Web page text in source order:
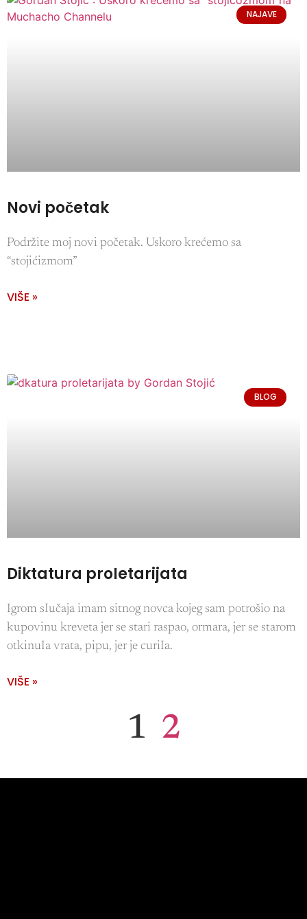
NAJAVE
Novi početak
Podržite moj novi početak. Uskoro krećemo sa
“stojićizmom”
VIŠE »
BLOG
Diktatura proIetarijata
Igrom sIučaja imam sitnog novca kojeg sam potrošio na
kupovinu kreveta jer se stari raspao, ormara, jer se starom
otkinuIa vrata, pipu, jer je curiIa.
VIŠE »
1 2